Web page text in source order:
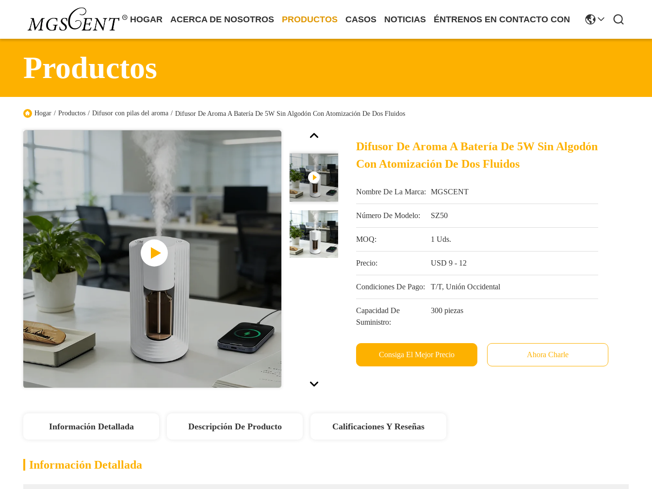
HOGAR ACERCA DE NOSOTROS PRODUCTOS CASOS NOTICIAS ÉNTRENOS EN CONTACTO CON
Productos
Hogar / Productos / Difusor con pilas del aroma / Difusor De Aroma A Batería De 5W Sin Algodón Con Atomización De Dos Fluidos
Difusor De Aroma A Batería De 5W Sin Algodón
Con Atomización De Dos Fluidos
Nombre De La Marca: MGSCENT
Número De Modelo: SZ50
MOQ: 1 Uds.
Precio: USD 9 - 12
Condiciones De Pago: T/T, Unión Occidental
Capacidad De
Suministro:
300 piezas
Consiga El Mejor Precio Ahora Charle
Información Detallada Descripción De Producto Calificaciones Y Reseñas
Información Detallada